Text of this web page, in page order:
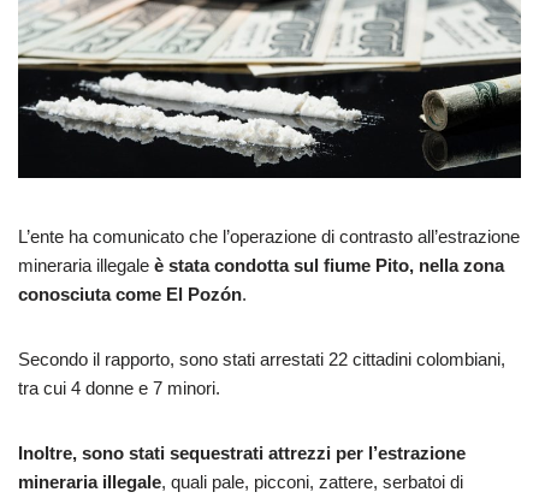
L’ente ha comunicato che l’operazione di contrasto all’estrazione
mineraria illegale è stata condotta sul fiume Pito, nella zona
conosciuta come El Pozón.
Secondo il rapporto, sono stati arrestati 22 cittadini colombiani,
tra cui 4 donne e 7 minori.
Inoltre, sono stati sequestrati attrezzi per l’estrazione
mineraria illegale, quali pale, picconi, zattere, serbatoi di